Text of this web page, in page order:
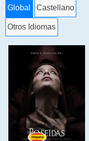
Global Castellano
Otros Idiomas